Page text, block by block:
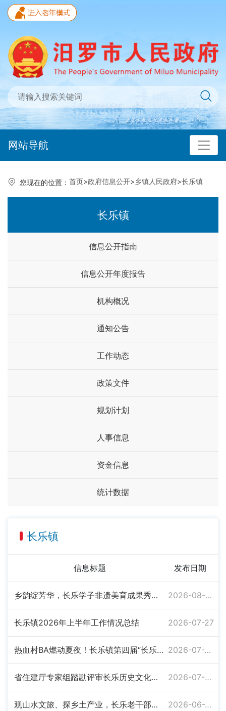
网站导航
您现在的位置： 首页>政府信息公开>乡镇人民政府>长乐镇
长乐镇
信息公开指南
信息公开年度报告
机构概况
通知公告
工作动态
政策文件
规划计划
人事信息
资金信息
统计数据
长乐镇
信息标题 发布日期
乡韵绽芳华，长乐学子非遗美育成果秀超“亮眼” 2026-08-03
长乐镇2026年上半年工作情况总结 2026-07-27
热血村BA燃动夏夜！长乐镇第四届“长乐甜酒杯”村级篮球联赛开赛 2026-07-20
省住建厅专家组踏勘评审长乐历史文化名镇保护规划 2026-07-06
观山水文旅、探乡土产业，长乐老干部集聚银发力量 2026-06-22